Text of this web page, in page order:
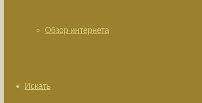
Обзор интернета
Искать